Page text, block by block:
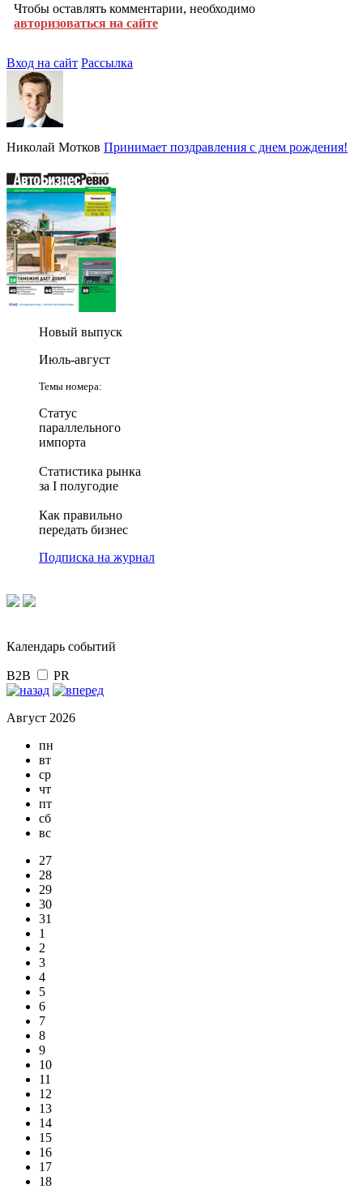
Чтобы оставлять комментарии, необходимо
авторизоваться на сайте
Вход на сайт Рассылка
Николай Мотков Принимает поздравления с днем рождения!
Новый выпуск
Июль-август
Темы номера:
Статус
параллельного
импорта
Статистика рынка
за I полугодие
Как правильно
передать бизнес
Подписка на журнал
Календарь событий
B2B PR
Август 2026
пн
вт
ср
чт
пт
сб
вс
27
28
29
30
31
1
2
3
4
5
6
7
8
9
10
11
12
13
14
15
16
17
18